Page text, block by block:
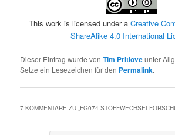
This work is licensed under a Creative
ShareAlike 4.0 International
Dieser Eintrag wurde vonTim Pritloveunter
Setze ein Lesezeichen für den Permalink.
7 KOMMENTARE ZU „FG074